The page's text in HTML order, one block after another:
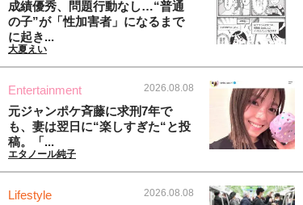
成績優秀、問題行動なし…“普通
の子”が「性加害者」になるまで
に起き...
大夏えい
Entertainment 2026.08.08
元ジャンポケ斉藤に求刑7年で
も、妻は翌日に“楽しすぎた“と投
稿。「...
エタノール純子
Lifestyle 2026.08.08